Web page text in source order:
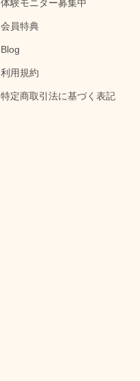
体験モニター募集中
会員特典
Blog
利用規約
特定商取引法に基づく表記